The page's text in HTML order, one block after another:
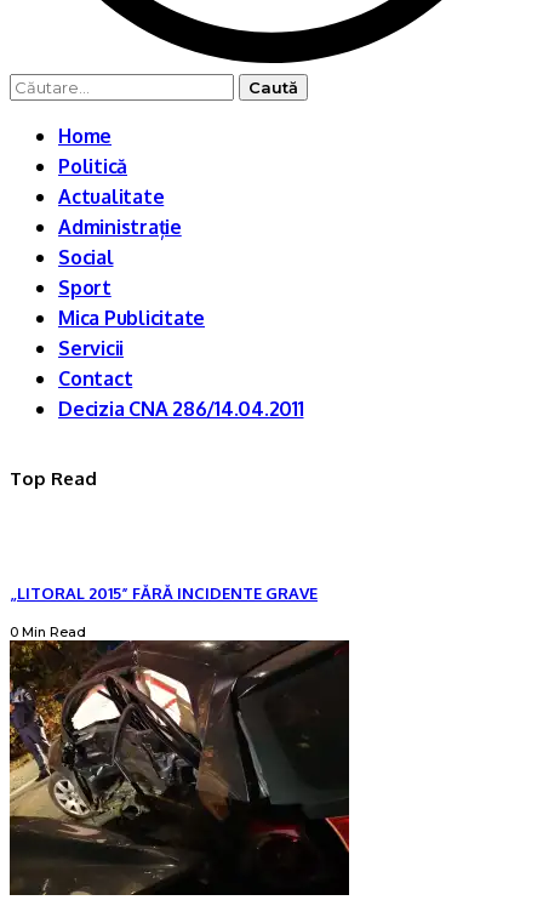
Caută
Home
Politică
Actualitate
Administrație
Social
Sport
Mica Publicitate
Servicii
Contact
Decizia CNA 286/14.04.2011
Top Read
„LITORAL 2015” FĂRĂ INCIDENTE GRAVE
0 Min Read